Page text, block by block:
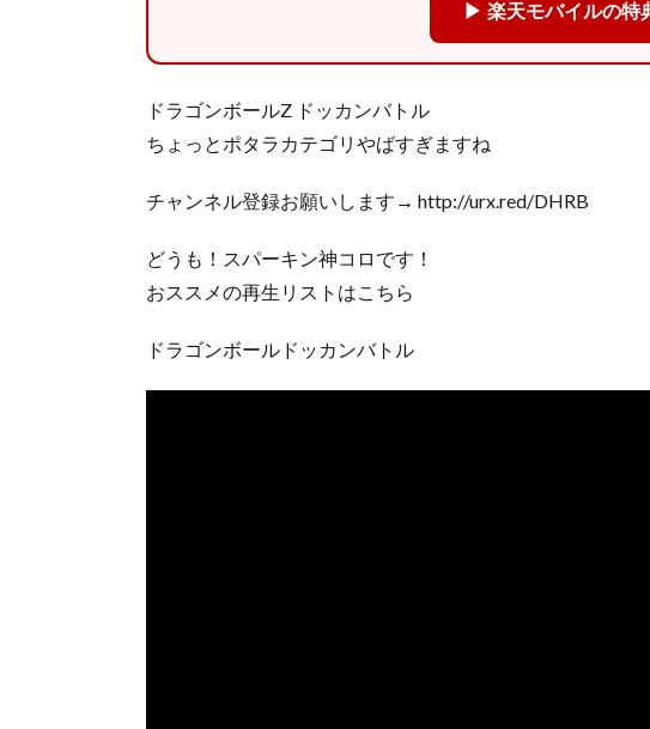
▶ 楽天モバイルの特
ドラゴンボールZ ドッカンバトル
ちょっとポタラカテゴリやばすぎますね
チャンネル登録お願いします→ http://urx.red/DHRB
どうも！スパーキン神コロです！
おススメの再生リストはこちら
ドラゴンボールドッカンバトル